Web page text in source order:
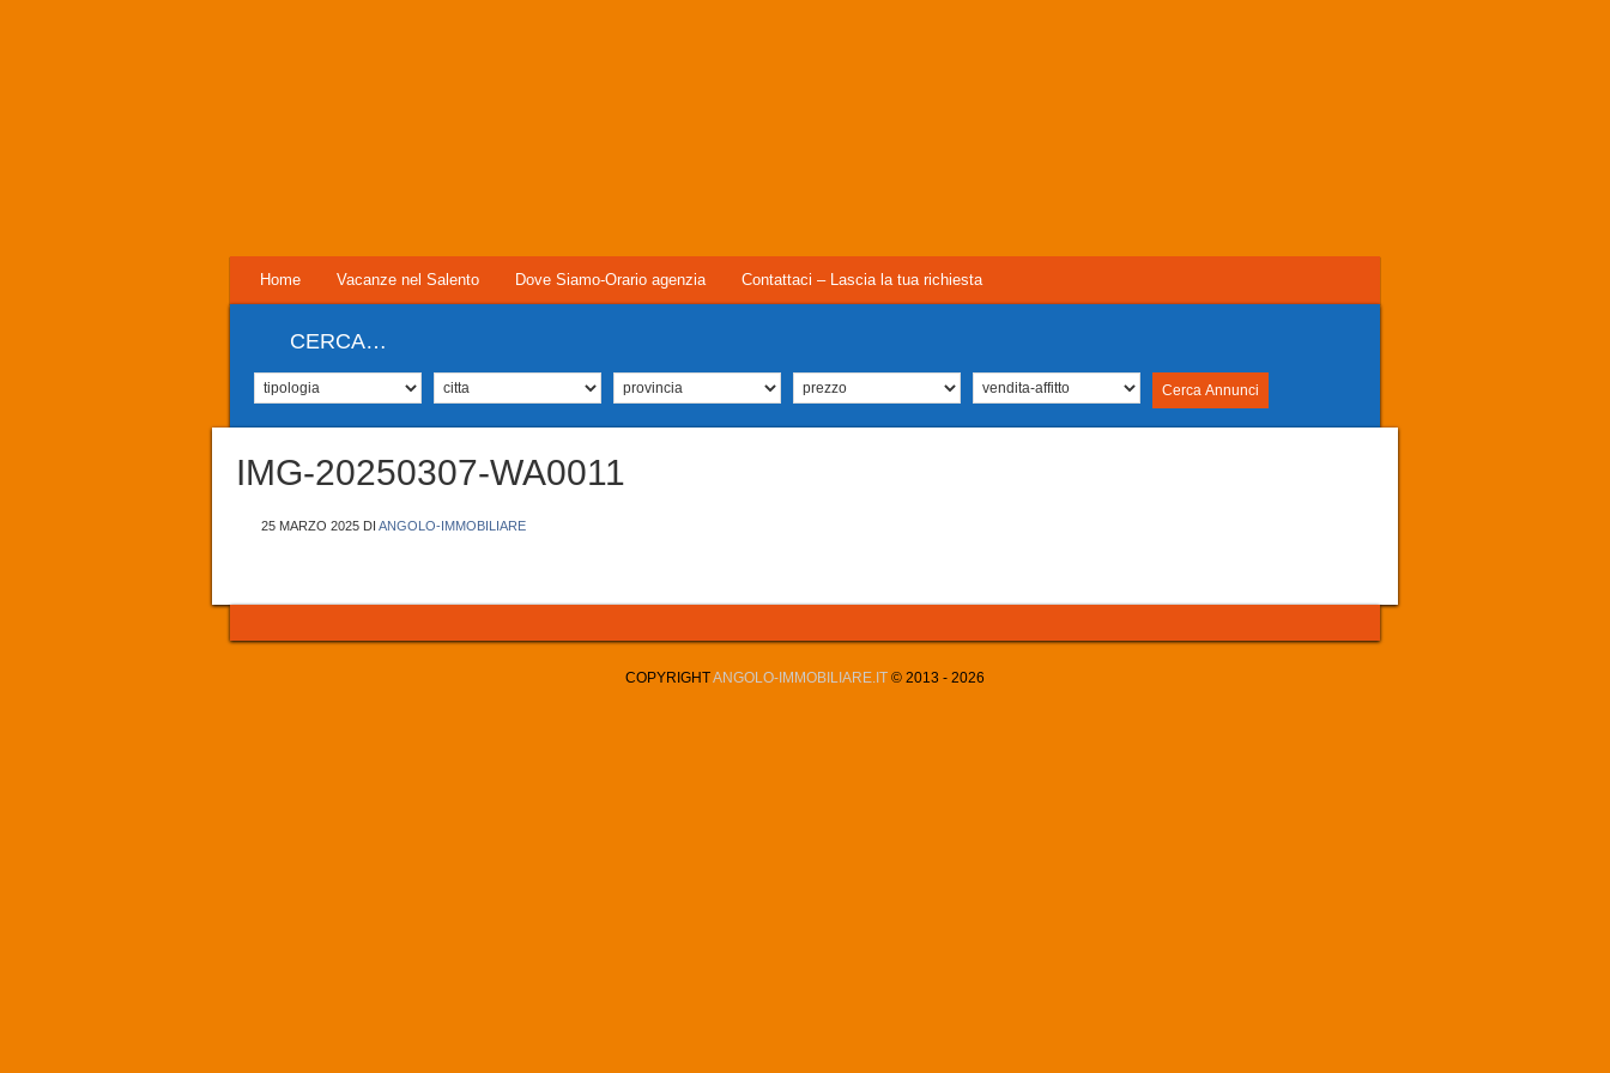
Home Vacanze nel Salento Dove Siamo-Orario agenzia Contattaci – Lascia la tua richiesta
CERCA…
IMG-20250307-WA0011
25 MARZO 2025 DI ANGOLO-IMMOBILIARE
COPYRIGHTANGOLO-IMMOBILIARE.IT © 2013 - 2026